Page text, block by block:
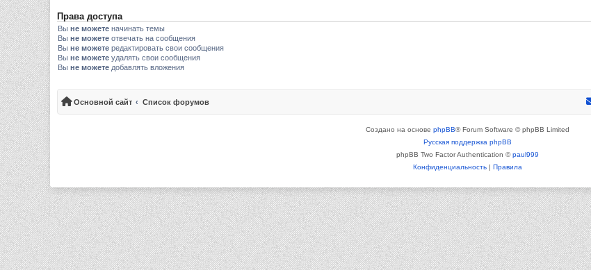
Права доступа
Вы не можете начинать темы
Вы не можете отвечать на сообщения
Вы не можете редактировать свои сообщения
Вы не можете удалять свои сообщения
Вы не можете добавлять вложения
Основной сайт Список форумов
Создано на основе phpBB® Forum Software © phpBB Limited
Русская поддержка phpBB
phpBB Two Factor Authentication ©paul999
Конфиденциальность| Правила